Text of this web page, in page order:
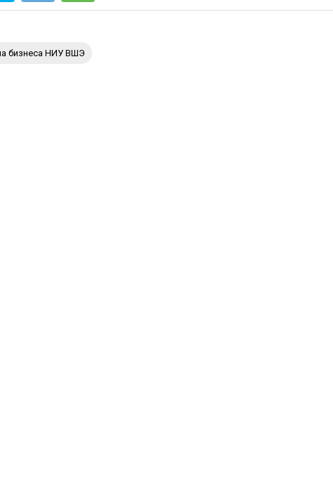
бизнеса НИУ ВШЭ